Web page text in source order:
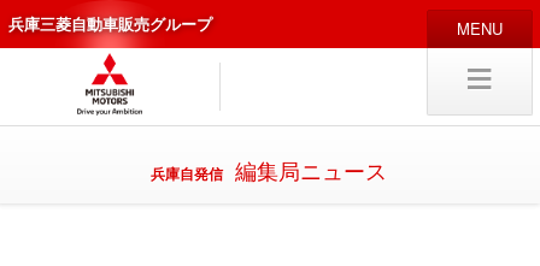
兵庫三菱自動車販売グループ
HOME 販売店
新車 中古・カスタム車
兵庫自発信 編集局ニュース